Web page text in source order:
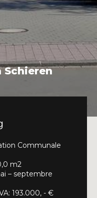
+352 26 87 03 55
Schieren
Communale
m2
– septembre
193.000, - €